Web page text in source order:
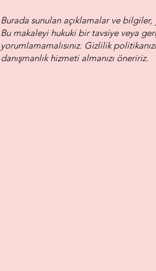
Burada sunulan açıklamalar ve
Bu makaleyi hukuki bir tavsiye veya
yorumlamamalısınız. Gizlilik
danışmanlık hizmeti almanızı öneririz.